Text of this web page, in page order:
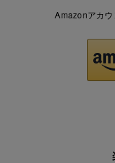
Amazonアカウ